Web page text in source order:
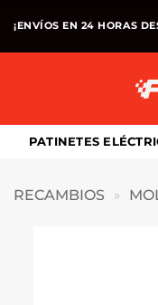
contenido
¡ENVÍOS EN 24 HORAS
PATINETES
RECAMBIOS »